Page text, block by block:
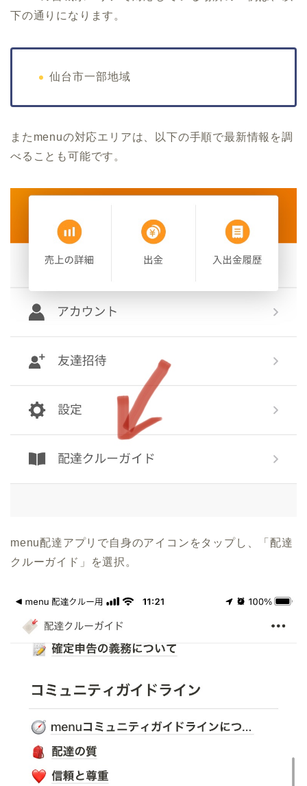
下の通りになります。
仙台市一部地域
またmenuの対応エリアは、以下の手順で最新情報を調
べることも可能です。
menu配達アプリで自身のアイコンをタップし、「配達
クルーガイド」を選択。